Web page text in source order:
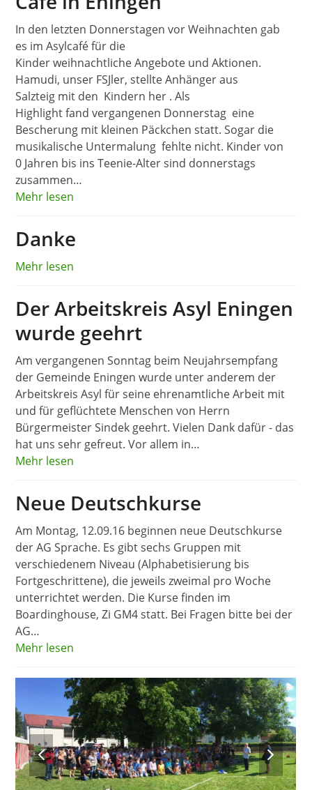
In den letzten Donnerstagen vor Weihnachten gab
es im Asylcafé für die
Kinder weihnachtliche Angebote und Aktionen.
Hamudi, unser FSJler, stellte Anhänger aus
Salzteig mit den Kindern her . Als
Highlight fand vergangenen Donnerstag eine
Bescherung mit kleinen Päckchen statt. Sogar die
musikalische Untermalung fehlte nicht. Kinder von
0 Jahren bis ins Teenie-Alter sind donnerstags
zusammen…
Mehr lesen
Danke
Mehr lesen
Der Arbeitskreis Asyl Eningen
wurde geehrt
Am vergangenen Sonntag beim Neujahrsempfang
der Gemeinde Eningen wurde unter anderem der
Arbeitskreis Asyl für seine ehrenamtliche Arbeit mit
und für geflüchtete Menschen von Herrn
Bürgermeister Sindek geehrt. Vielen Dank dafür - das
hat uns sehr gefreut. Vor allem in…
Mehr lesen
Neue Deutschkurse
Am Montag, 12.09.16 beginnen neue Deutschkurse
der AG Sprache. Es gibt sechs Gruppen mit
verschiedenem Niveau (Alphabetisierung bis
Fortgeschrittene), die jeweils zweimal pro Woche
unterrichtet werden. Die Kurse finden im
Boardinghouse, Zi GM4 statt. Bei Fragen bitte bei der
AG…
Mehr lesen
previous
slide
next
slide